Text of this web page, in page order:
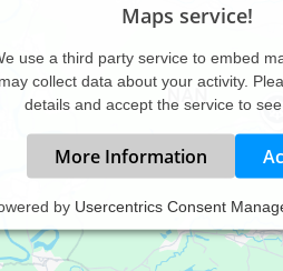
Maps service!
use a third party service to embed
may collect data about your activity.
details and accept the service to see
More Information
by Usercentrics Consent
unterstütze ich Menschen mit